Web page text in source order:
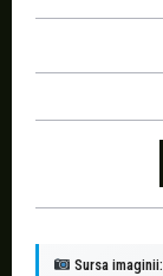
Sursa imaginii: